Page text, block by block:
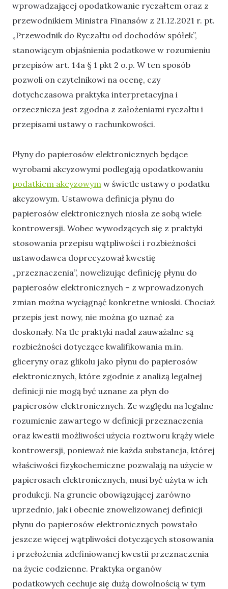
wprowadzającej opodatkowanie ryczałtem oraz z
przewodnikiem Ministra Finansów z 21.12.2021 r. pt.
„Przewodnik do Ryczałtu od dochodów spółek”,
stanowiącym objaśnienia podatkowe w rozumieniu
przepisów art. 14a § 1 pkt 2 o.p. W ten sposób
pozwoli on czytelnikowi na ocenę, czy
dotychczasowa praktyka interpretacyjna i
orzecznicza jest zgodna z założeniami ryczałtu i
przepisami ustawy o rachunkowości.
Płyny do papierosów elektronicznych będące
wyrobami akcyzowymi podlegają opodatkowaniu
podatkiem akcyzowym w świetle ustawy o podatku
akcyzowym. Ustawowa definicja płynu do
papierosów elektronicznych niosła ze sobą wiele
kontrowersji. Wobec wywodzących się z praktyki
stosowania przepisu wątpliwości i rozbieżności
ustawodawca doprecyzował kwestię
„przeznaczenia”, nowelizując definicję płynu do
papierosów elektronicznych – z wprowadzonych
zmian można wyciągnąć konkretne wnioski. Chociaż
przepis jest nowy, nie można go uznać za
doskonały. Na tle praktyki nadal zauważalne są
rozbieżności dotyczące kwalifikowania m.in.
gliceryny oraz glikolu jako płynu do papierosów
elektronicznych, które zgodnie z analizą legalnej
definicji nie mogą być uznane za płyn do
papierosów elektronicznych. Ze względu na legalne
rozumienie zawartego w definicji przeznaczenia
oraz kwestii możliwości użycia roztworu krąży wiele
kontrowersji, ponieważ nie każda substancja, której
właściwości fizykochemiczne pozwalają na użycie w
papierosach elektronicznych, musi być użyta w ich
produkcji. Na gruncie obowiązującej zarówno
uprzednio, jak i obecnie znowelizowanej definicji
płynu do papierosów elektronicznych powstało
jeszcze więcej wątpliwości dotyczących stosowania
i przełożenia zdefiniowanej kwestii przeznaczenia
na życie codzienne. Praktyka organów
podatkowych cechuje się dużą dowolnością w tym